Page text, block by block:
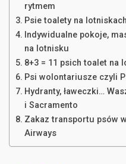
rytmem
Psie toalety na
Indywidualne pokoje,
na lotnisku
8+3 = 11 psich toalet na
Psi wolontariusze czyli
Hydranty, ławeczki…
i Sacramento
Zakaz transportu psów
Airways